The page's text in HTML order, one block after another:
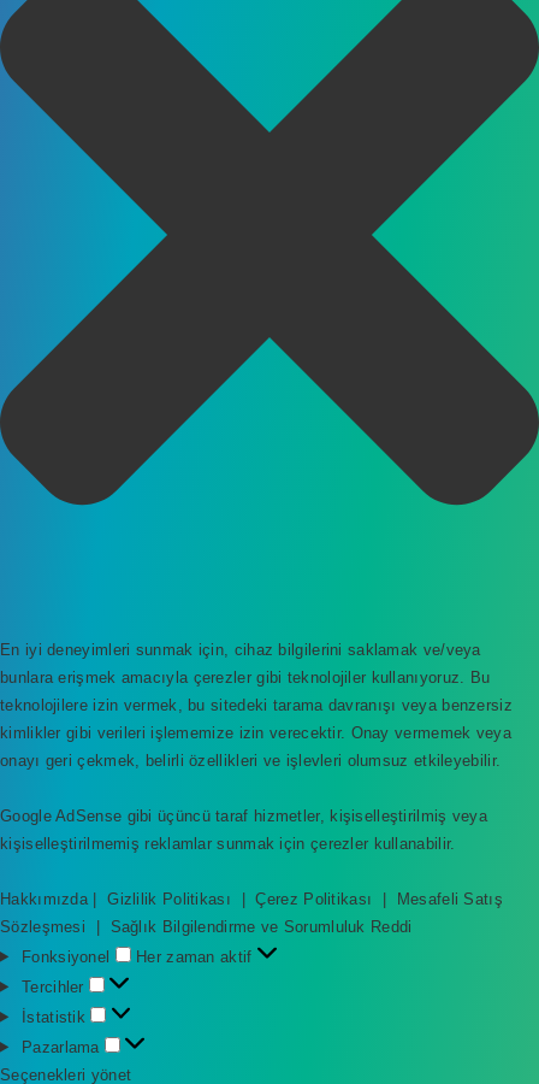
En iyi deneyimleri sunmak için, cihaz bilgilerini saklamak ve/veya
bunlara erişmek amacıyla çerezler gibi teknolojiler kullanıyoruz. Bu
teknolojilere izin vermek, bu sitedeki tarama davranışı veya benzersiz
kimlikler gibi verileri işlememize izin verecektir. Onay vermemek veya
onayı geri çekmek, belirli özellikleri ve işlevleri olumsuz etkileyebilir.
Google AdSense gibi üçüncü taraf hizmetler, kişiselleştirilmiş veya
kişiselleştirilmemiş reklamlar sunmak için çerezler kullanabilir.
Hakkımızda |Gizlilik Politikası |Çerez Politikası | Mesafeli Satış
Sözleşmesi
| Sağlık Bilgilendirme ve Sorumluluk Reddi
Fonksiyonel
F
k
Her zaman aktif
Tercihler
T
e
r
İstatistik
İ
s
t
Pazarlama
P
a
Seçenekleri yönet